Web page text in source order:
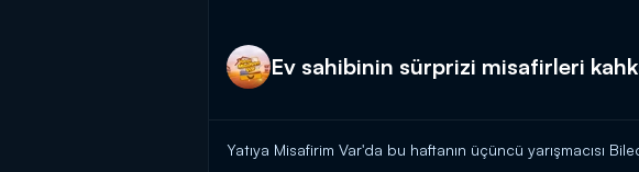
Ev sahibinin sürprizi misafirleri
Yatıya Misafirim Var'da bu haftanın üçüncü yarışmacısı